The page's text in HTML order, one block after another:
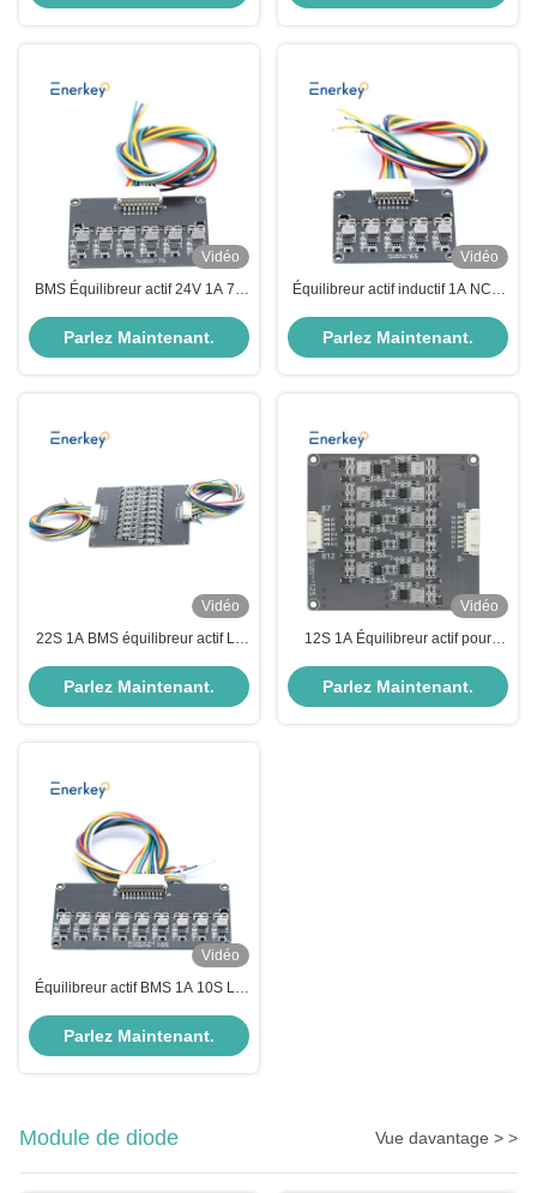
Vidéo
BMS Équilibreur actif 24V 1A 7S
Parlez Maintenant.
Vidéo
Équilibreur actif inductif 1A NCM
équilibreur de batterie
Parlez Maintenant.
Vidéo
22S 1A BMS équilibreur actif Li-
batterie pour scooter électrique
Parlez Maintenant.
Vidéo
12S 1A Équilibreur actif pour
AGV Cascade de support
d'équilibrage actif
Parlez Maintenant.
Vidéo
Équilibreur actif BMS 1A 10S Li-
cellules de batterie pour vélo
électrique
Parlez Maintenant.
Module de diode Vue davantage > >